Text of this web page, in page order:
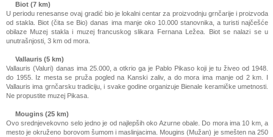
Biot (7 km)
U periodu renesanse ovaj gradić bio je lokalni centar za proizvodnju grnčarije i proizvoda
od stakla. Biot (čita se Bio) danas ima manje oko 10.000 stanovnika, a turisti najčešće
obilaze Muzej stakla i muzej francuskog slikara Fernana Ležea. Biot se nalazi se u
unutrašnjosti, 3 km od mora.
Vallauris (5 km)
Vallauris (Valuri) danas ima 25.000, a otkrio ga je Pablo Pikaso koji je tu živeo od 1948.
do 1955. Iz mesta se pruža pogled na Kanski zaliv, a do mora ima manje od 2 km. I
Vallauris ima grnčarsku tradiciju, i svake godine organizuje Bienale keramičke umetnosti.
Ne propustite muzej Pikasa.
Mougins (25 km)
Ovo srednjevekovno selo jedno je od najlepših oko Azurne obale. Do mora ima 10 km, a
mesto je okruženo borovom šumom i maslinjacima. Mougins (Mužan) je smešten na 250